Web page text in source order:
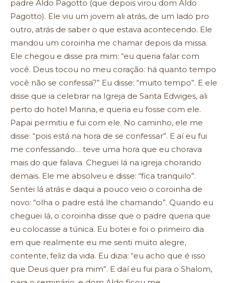
padre Aldo Pagotto (que depois virou dom Aldo
Pagotto). Ele viu um jovem ali atrás, de um lado pro
outro, atrás de saber o que estava acontecendo. Ele
mandou um coroinha me chamar depois da missa.
Ele chegou e disse pra mim: “eu queria falar com
você. Deus tocou no meu coração: há quanto tempo
você não se confessa?” Eu disse: “muito tempo”. E ele
disse que ia celebrar na Igreja de Santa Edwiges, ali
perto do hotel Marina, e queria eu fosse com ele.
Papai permitiu e fui com ele. No caminho, ele me
disse: “pois está na hora de se confessar”. E aí eu fui
me confessando… teve uma hora que eu chorava
mais do que falava. Cheguei lá na igreja chorando
demais. Ele me absolveu e disse: “fica tranquilo”.
Sentei lá atrás e daqui a pouco veio o coroinha de
novo: “olha o padre está lhe chamando”. Quando eu
cheguei lá, o coroinha disse que o padre queria que
eu colocasse a túnica. Eu botei e foi o primeiro dia
em que realmente eu me senti muito alegre,
contente, feliz da vida. Eu dizia: “eu acho que é isso
que Deus quer pra mim”. E daí eu fui para o Shalom,